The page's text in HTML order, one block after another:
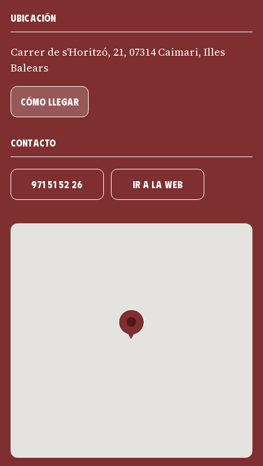
Ubicación
Carrer de s'Horitzó, 21, 07314 Caimari, Illes
Balears
cómo llegar
Contacto
971 51 52 26 IR A LA WEB